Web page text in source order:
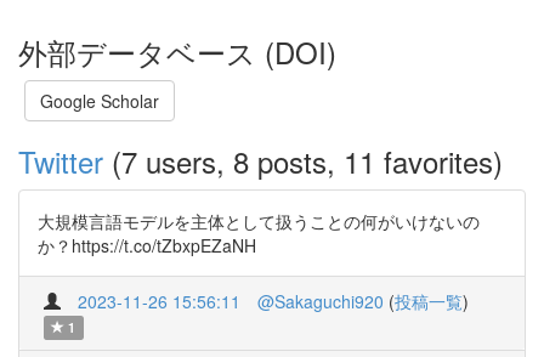
外部データベース (DOI)
Google Scholar
Twitter (7 users, 8 posts, 11 favorites)
大規模言語モデルを主体として扱うことの何がいけないの
か？https://t.co/tZbxpEZaNH
2023-11-26 15:56:11 @Sakaguchi920 (投稿一覧)
1